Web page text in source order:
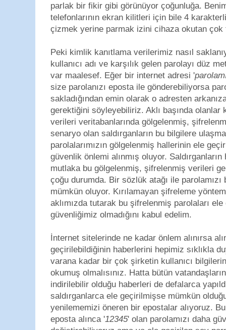
parlak bir fikir gibi görünüyor çoğunluğa.
telefonlarının ekran kilitleri için bile 4
çizmek yerine parmak izini cihaza okutan çok
Peki kimlik kanıtlama verilerimiz nasıl
kullanıcı adı ve karşılık gelen parolayı düz
var maalesef. Eğer bir internet adresi '
size parolanızı eposta ile gönderebiliyorsa
sakladığından emin olarak o adresten
gerektiğini söyleyebiliriz. Aklı başında olanlar
verileri veritabanlarında gölgelenmiş,
senaryo olan saldırganların bu bilgilere
parolalarımızın gölgelenmiş hallerinin ele
güvenlik önlemi alınmış oluyor.
mutlaka bu gölgelenmiş, şifrelenmiş verileri
çoğu durumda. Bir sözlük atağı ile
mümkün oluyor. Kırılamayan şifreleme
aklımızda tutarak bu şifrelenmiş parolaları
güvenliğimiz olmadığını kabul edelim.
İnternet sitelerinde ne kadar önlem alınırsa
geçirilebildiğinin haberlerini hepimiz sıklıkla
varana kadar bir çok şirketin kullanıcı
okumuş olmalısınız. Hatta bütün
indirilebilir olduğu haberleri de defalarca
saldırganlarca ele geçirilmişse mümkün
yenilememizi öneren bir epostalar alıyoruz.
eposta alınca '12345' olan parolamızı daha